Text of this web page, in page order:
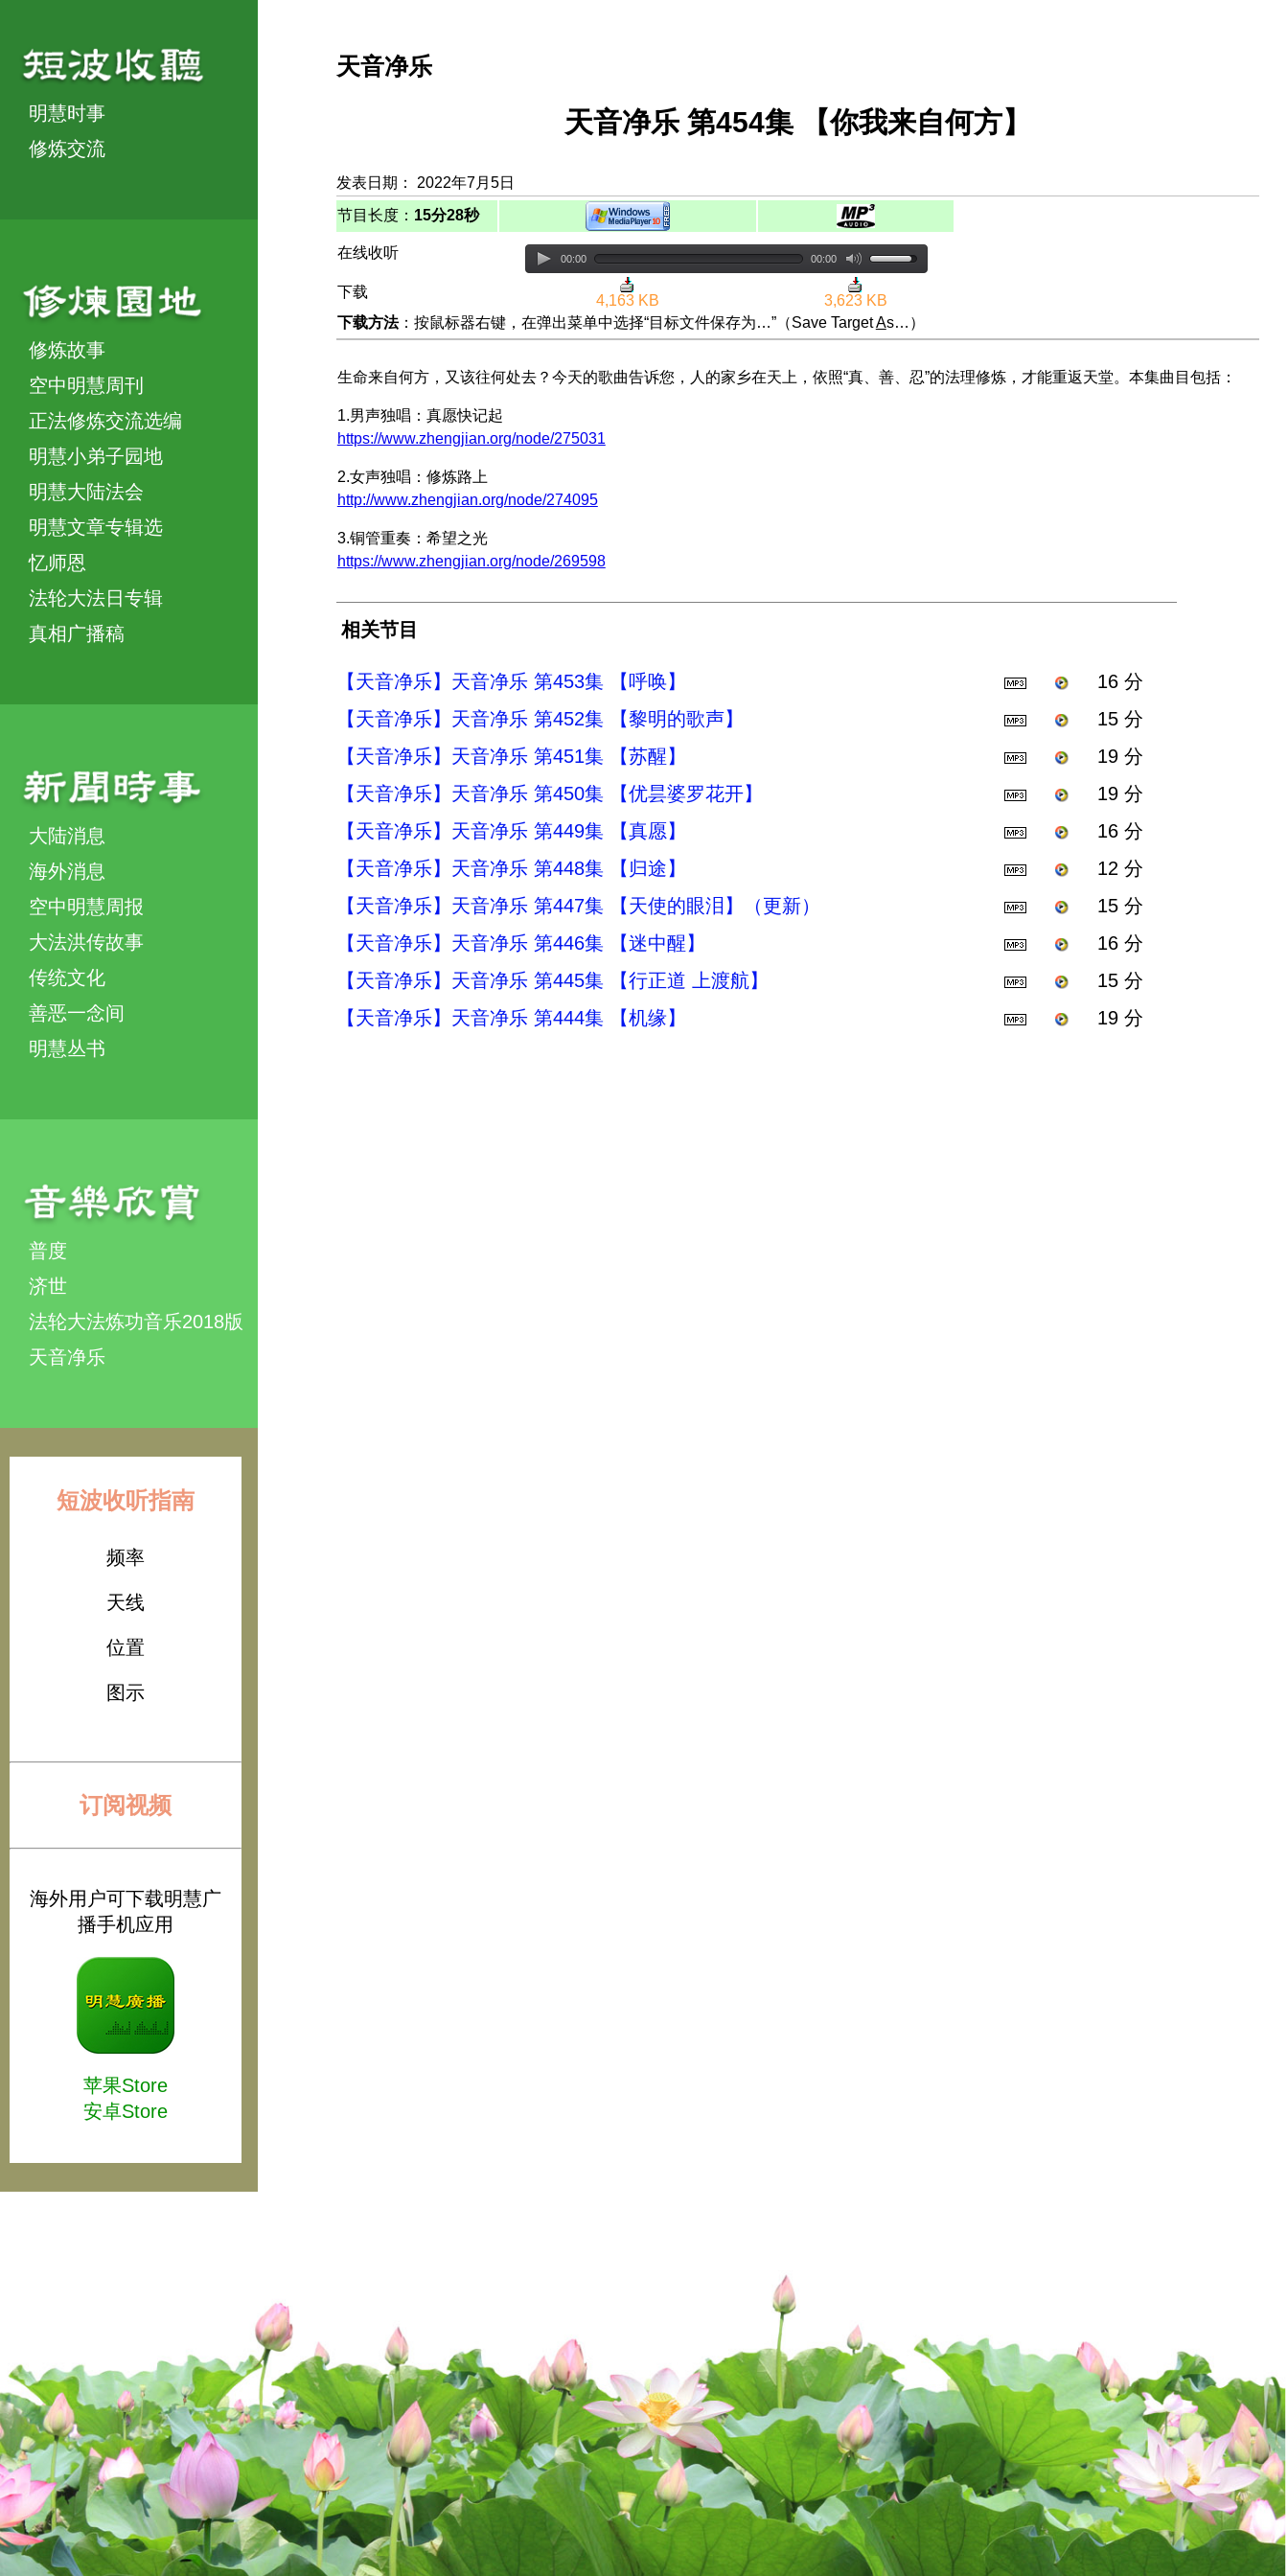
明慧时事
修炼交流
修炼故事
空中明慧周刊
正法修炼交流选编
明慧小弟子园地
明慧大陆法会
明慧文章专辑选
忆师恩
法轮大法日专辑
真相广播稿
大陆消息
海外消息
空中明慧周报
大法洪传故事
传统文化
善恶一念间
明慧丛书
普度
济世
法轮大法炼功音乐2018版
天音净乐
短波收听指南
频率
天线
位置
图示
订阅视频
海外用户可下载明慧广
播手机应用
苹果Store
安卓Store
天音净乐
天音净乐 第454集 【你我来自何方】
发表日期： 2022年7月5日
节目长度： 15分28秒
在线收听 00:00 00:00
下载
4,163 KB
3,623 KB
下载方法：按鼠标器右键，在弹出菜单中选择“目标文件保存为…”（Save TargetAs…）
生命来自何方，又该往何处去？今天的歌曲告诉您，人的家乡在天上，依照“真、善、忍”的法理修炼，才能重返天堂。本集曲目包括：
1.男声独唱：真愿快记起
https://www.zhengjian.org/node/275031
2.女声独唱：修炼路上
http://www.zhengjian.org/node/274095
3.铜管重奏：希望之光
https://www.zhengjian.org/node/269598
相关节目
【天音净乐】天音净乐 第453集 【呼唤】
16 分
【天音净乐】天音净乐 第452集 【黎明的歌声】
15 分
【天音净乐】天音净乐 第451集 【苏醒】
19 分
【天音净乐】天音净乐 第450集 【优昙婆罗花开】
19 分
【天音净乐】天音净乐 第449集 【真愿】
16 分
【天音净乐】天音净乐 第448集 【归途】
12 分
【天音净乐】天音净乐 第447集 【天使的眼泪】（更新）
15 分
【天音净乐】天音净乐 第446集 【迷中醒】
16 分
【天音净乐】天音净乐 第445集 【行正道 上渡航】
15 分
【天音净乐】天音净乐 第444集 【机缘】
19 分